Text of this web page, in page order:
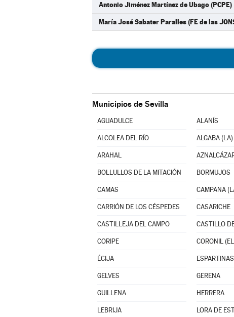
Antonio Jiménez Martínez de Ubago (PCPE)
María José Sabater Paralles (FE de las
Municipios de Sevilla
AGUADULCE ALANÍS
ALCOLEA DEL RÍO ALGABA (LA)
ARAHAL
BOLLULLOS DE LA MITACIÓN BORMUJOS
CAMAS CAMPANA
CARRIÓN DE LOS CÉSPEDES CASARICHE
CASTILLEJA DEL CAMPO
CORIPE CORONIL
ÉCIJA ESPARTINAS
GELVES GERENA
GUILLENA HERRERA
LEBRIJA LORA DE